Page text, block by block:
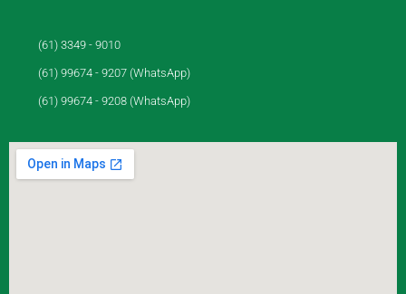
(61) 3349 - 9010
(61) 99674 - 9207 (WhatsApp)
(61) 99674 - 9208 (WhatsApp)